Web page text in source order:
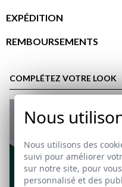
EXPÉDITION
REMBOURSEMENTS
COMPLÉTEZ VOTRE LOOK
Nous
Nous utilisons des
suivi pour améliorer
sur notre site, pour
personnalisé et des